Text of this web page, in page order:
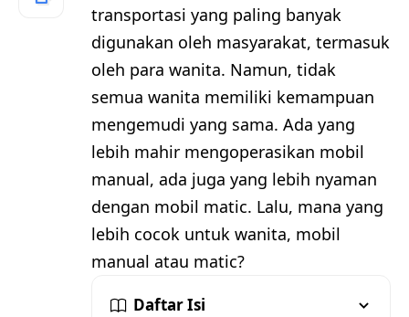
transportasi yang paling banyak
digunakan oleh masyarakat, termasuk
oleh para wanita. Namun, tidak
semua wanita memiliki kemampuan
mengemudi yang sama. Ada yang
lebih mahir mengoperasikan mobil
manual, ada juga yang lebih nyaman
dengan mobil matic. Lalu, mana yang
lebih cocok untuk wanita, mobil
manual atau matic?
Daftar Isi